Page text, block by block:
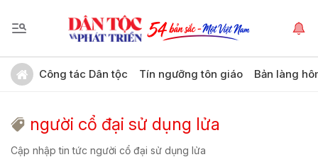
Công tác Dân tộc Tín ngưỡng tôn giáo Bản làng
người cổ đại sử dụng lửa
Cập nhập tin tức người cổ đại sử dụng lửa